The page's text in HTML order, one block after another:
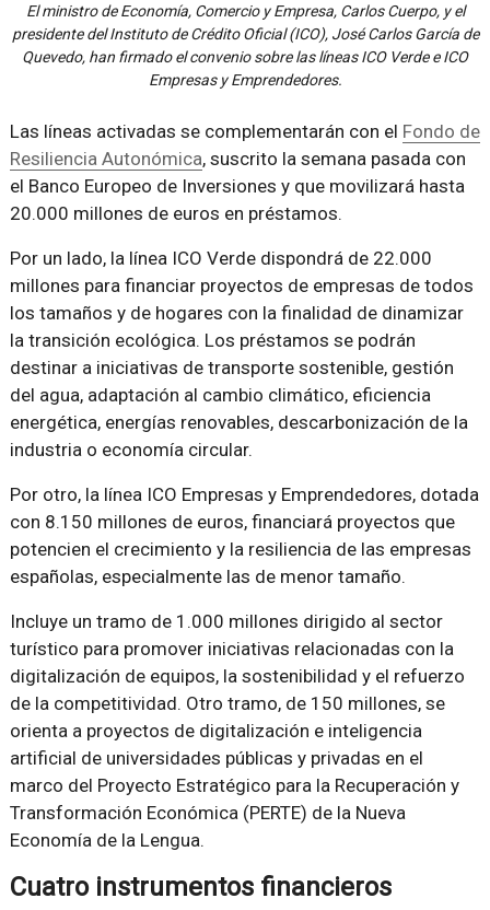
El ministro de Economía, Comercio y Empresa, Carlos Cuerpo, y el
presidente del Instituto de Crédito Oficial (ICO), José Carlos García de
Quevedo, han firmado el convenio sobre las líneas ICO Verde e ICO
Empresas y Emprendedores.
Las líneas activadas se complementarán con el Fondo de
Resiliencia Autonómica, suscrito la semana pasada con
el Banco Europeo de Inversiones y que movilizará hasta
20.000 millones de euros en préstamos.
Por un lado, la línea ICO Verde dispondrá de 22.000
millones para financiar proyectos de empresas de todos
los tamaños y de hogares con la finalidad de dinamizar
la transición ecológica. Los préstamos se podrán
destinar a iniciativas de transporte sostenible, gestión
del agua, adaptación al cambio climático, eficiencia
energética, energías renovables, descarbonización de la
industria o economía circular.
Por otro, la línea ICO Empresas y Emprendedores, dotada
con 8.150 millones de euros, financiará proyectos que
potencien el crecimiento y la resiliencia de las empresas
españolas, especialmente las de menor tamaño.
Incluye un tramo de 1.000 millones dirigido al sector
turístico para promover iniciativas relacionadas con la
digitalización de equipos, la sostenibilidad y el refuerzo
de la competitividad. Otro tramo, de 150 millones, se
orienta a proyectos de digitalización e inteligencia
artificial de universidades públicas y privadas en el
marco del Proyecto Estratégico para la Recuperación y
Transformación Económica (PERTE) de la Nueva
Economía de la Lengua.
Cuatro instrumentos financieros